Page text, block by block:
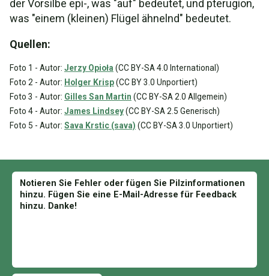
der Vorsilbe epi-, was "auf" bedeutet, und pterugion,
was "einem (kleinen) Flügel ähnelnd" bedeutet.
Quellen:
Foto 1 - Autor: Jerzy Opioła (CC BY-SA 4.0 International)
Foto 2 - Autor: Holger Krisp(CC BY 3.0 Unportiert)
Foto 3 - Autor: Gilles San Martin (CC BY-SA 2.0 Allgemein)
Foto 4 - Autor: James Lindsey(CC BY-SA 2.5 Generisch)
Foto 5 - Autor: Sava Krstic (sava) (CC BY-SA 3.0 Unportiert)